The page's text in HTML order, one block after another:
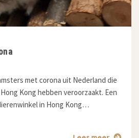
met corona uit Nederland die
Kong hebben veroorzaakt. Een
in Hong Kong…